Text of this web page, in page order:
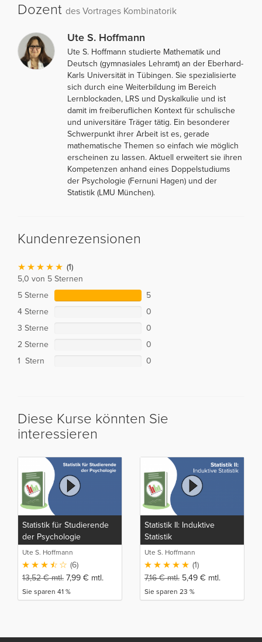
Dozent des Vortrages Kombinatorik
Ute S. Hoffmann
Ute S. Hoffmann studierte Mathematik und
Deutsch (gymnasiales Lehramt) an der Eberhard-
Karls Universität in Tübingen. Sie spezialisierte
sich durch eine Weiterbildung im Bereich
Lernblockaden, LRS und Dyskalkulie und ist
damit im freiberuflichen Kontext für schulische
und universitäre Träger tätig. Ein besonderer
Schwerpunkt ihrer Arbeit ist es, gerade
mathematische Themen so einfach wie möglich
erscheinen zu lassen. Aktuell erweitert sie ihren
Kompetenzen anhand eines Doppelstudiums
der Psychologie (Fernuni Hagen) und der
Statistik (LMU München).
Kundenrezensionen
(1)
5,0 von 5 Sternen
5 Sterne
5
4 Sterne
0
3 Sterne
0
2 Sterne
0
1 Stern
0
Diese Kurse könnten Sie
interessieren
Statistik für Studierende
der Psychologie
Ute S. Hoffmann
(6)
13,52€mtl. 7,99 € mtl.
Sie sparen 41 %
Statistik II: Induktive
Statistik
Ute S. Hoffmann
(1)
7,16€mtl. 5,49 € mtl.
Sie sparen 23 %